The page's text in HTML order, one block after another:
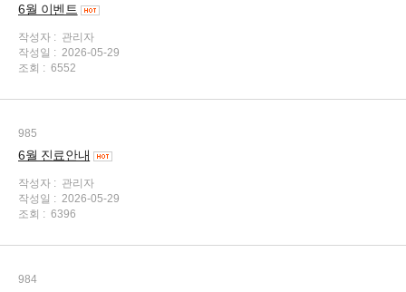
6월 이벤트
작성자 : 관리자
작성일 : 2026-05-29
조회 : 6552
985
6월 진료안내
작성자 : 관리자
작성일 : 2026-05-29
조회 : 6396
984